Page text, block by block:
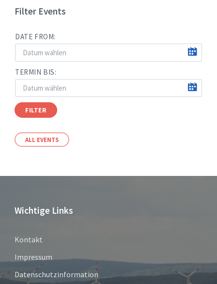
Filter Events
DATE FROM:
TERMIN BIS:
FILTER
ALL EVENTS
Wichtige Links
Kontakt
Impressum
Datenschutzinformation